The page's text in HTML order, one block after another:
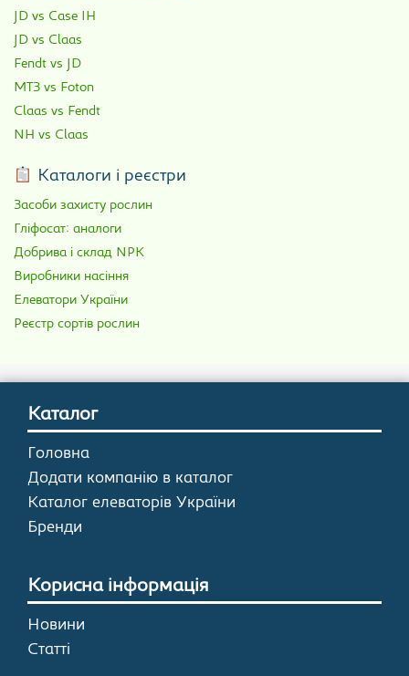
JD vs Case IH
JD vs Claas
Fendt vs JD
МТЗ vs Foton
Claas vs Fendt
NH vs Claas
Каталоги і реєстри
Засоби захисту рослин
Гліфосат: аналоги
Добрива і склад NPK
Виробники насіння
Елеватори України
Реєстр сортів рослин
Каталог
Головна
Додати компанію в каталог
Каталог елеваторів України
Бренди
Корисна інформація
Новини
Статті